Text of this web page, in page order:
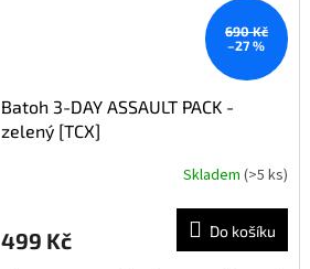
690 Kč
–27 %
Batoh 3-DAY ASSAULT PACK -
zelený [TCX]
Skladem (>5 ks)
499 Kč Do košíku